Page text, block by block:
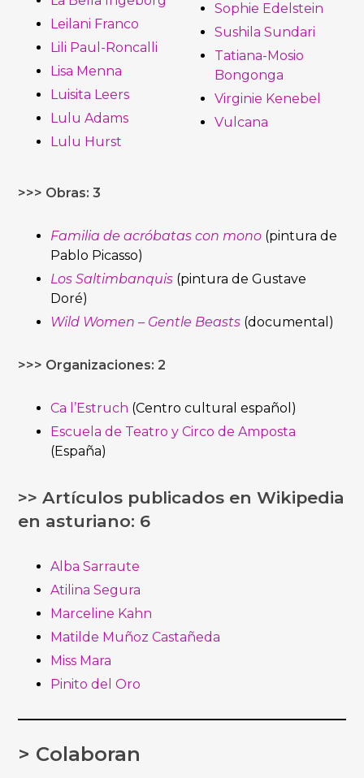
Leilani Franco
Lili Paul-Roncalli
Lisa Menna
Luisita Leers
Lulu Adams
Lulu Hurst
Sophie Edelstein
Sushila Sundari
Tatiana-Mosio
Bongonga
Virginie Kenebel
Vulcana
>>> Obras: 3
Familia de acróbatas con mono (pintura de
Pablo Picasso)
Los Saltimbanquis (pintura de Gustave
Doré)
Wild Women – Gentle Beasts (documental)
>>> Organizaciones: 2
Ca l’Estruch (Centro cultural español)
Escuela de Teatro y Circo de Amposta
(España)
>> Artículos publicados en Wikipedia
en asturiano: 6
Alba Sarraute
Atilina Segura
Marceline Kahn
Matilde Muñoz Castañeda
Miss Mara
Pinito del Oro
> Colaboran